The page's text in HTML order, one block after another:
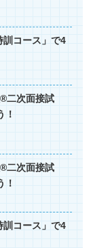
コース」で4
二次面接試
！
二次面接試
！
コース」で4